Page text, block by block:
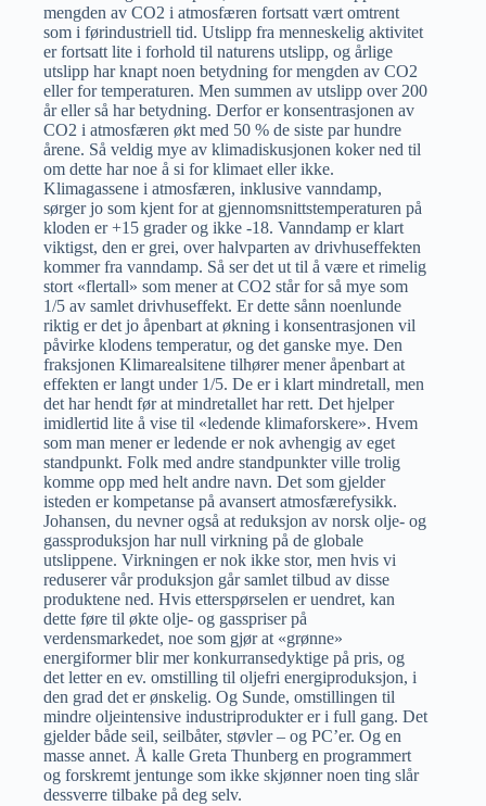
mengden av CO2 i atmosfæren fortsatt vært omtrent
som i førindustriell tid. Utslipp fra menneskelig aktivitet
er fortsatt lite i forhold til naturens utslipp, og årlige
utslipp har knapt noen betydning for mengden av CO2
eller for temperaturen. Men summen av utslipp over 200
år eller så har betydning. Derfor er konsentrasjonen av
CO2 i atmosfæren økt med 50 % de siste par hundre
årene. Så veldig mye av klimadiskusjonen koker ned til
om dette har noe å si for klimaet eller ikke.
Klimagassene i atmosfæren, inklusive vanndamp,
sørger jo som kjent for at gjennomsnittstemperaturen på
kloden er +15 grader og ikke -18. Vanndamp er klart
viktigst, den er grei, over halvparten av drivhuseffekten
kommer fra vanndamp. Så ser det ut til å være et rimelig
stort «flertall» som mener at CO2 står for så mye som
1/5 av samlet drivhuseffekt. Er dette sånn noenlunde
riktig er det jo åpenbart at økning i konsentrasjonen vil
påvirke klodens temperatur, og det ganske mye. Den
fraksjonen Klimarealsitene tilhører mener åpenbart at
effekten er langt under 1/5. De er i klart mindretall, men
det har hendt før at mindretallet har rett. Det hjelper
imidlertid lite å vise til «ledende klimaforskere». Hvem
som man mener er ledende er nok avhengig av eget
standpunkt. Folk med andre standpunkter ville trolig
komme opp med helt andre navn. Det som gjelder
isteden er kompetanse på avansert atmosfærefysikk.
Johansen, du nevner også at reduksjon av norsk olje- og
gassproduksjon har null virkning på de globale
utslippene. Virkningen er nok ikke stor, men hvis vi
reduserer vår produksjon går samlet tilbud av disse
produktene ned. Hvis etterspørselen er uendret, kan
dette føre til økte olje- og gasspriser på
verdensmarkedet, noe som gjør at «grønne»
energiformer blir mer konkurransedyktige på pris, og
det letter en ev. omstilling til oljefri energiproduksjon, i
den grad det er ønskelig. Og Sunde, omstillingen til
mindre oljeintensive industriprodukter er i full gang. Det
gjelder både seil, seilbåter, støvler – og PC’er. Og en
masse annet. Å kalle Greta Thunberg en programmert
og forskremt jentunge som ikke skjønner noen ting slår
dessverre tilbake på deg selv.